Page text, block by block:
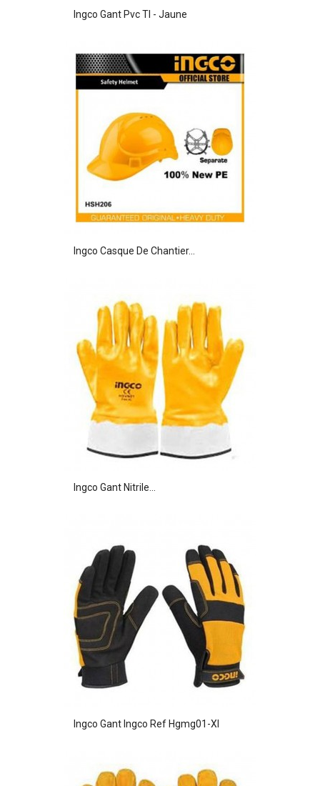
Ingco Gant Pvc Tl - Jaune
Ingco Casque De Chantier...
Ingco Gant Nitrile...
Ingco Gant Ingco Ref Hgmg01-Xl